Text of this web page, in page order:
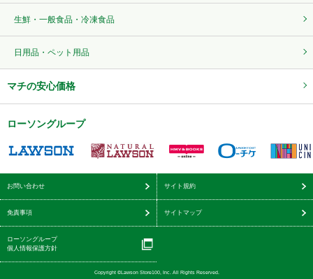
生鮮・一般食品・冷凍食品
日用品・ペット用品
マチの安心価格
ローソングループ
お問い合わせ サイト規約
免責事項 サイトマップ
ローソングループ
個人情報保護方針
Copyright ©Lawson Store100, Inc. All Rights Reserved.